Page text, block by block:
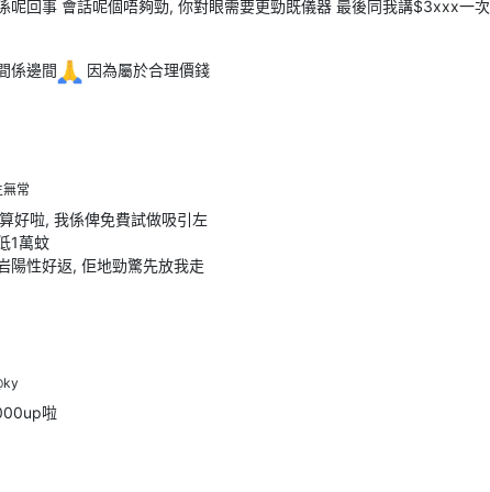
呢回事 會話呢個唔夠勁, 你對眼需要更勁既儀器 最後同我講$3xxx一次
係邊間 因為屬於合理價錢
無常
好啦, 我係俾免費試做吸引左
1萬蚊
陽性好返, 佢地勁驚先放我走
啦